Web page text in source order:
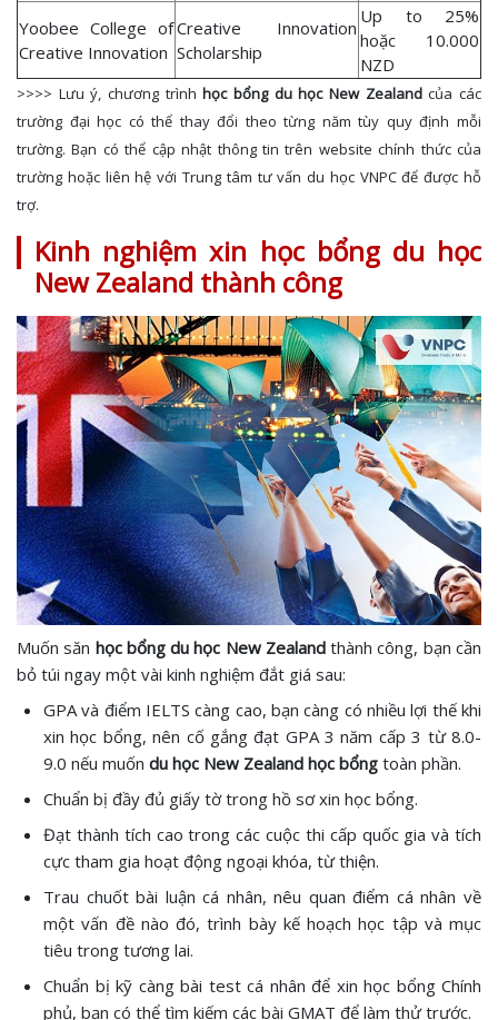
Yoobee College of
Creative Innovation
Creative Innovation
Scholarship
Up to 25%
hoặc 10.000
NZD
>>>> Lưu ý, chương trình học bổng du học New Zealandcủa các
trường đại học có thể thay đổi theo từng năm tùy quy định mỗi
trường. Bạn có thể cập nhật thông tin trên website chính thức của
trường hoặc liên hệ với Trung tâm tư vấn du học VNPC để được hỗ
trợ.
Kinh nghiệm xin học bổng du học
New Zealand thành công
Muốn săn học bổng du học New Zealandthành công, bạn cần
bỏ túi ngay một vài kinh nghiệm đắt giá sau:
GPA và điểm IELTS càng cao, bạn càng có nhiều lợi thế khi
xin học bổng, nên cố gắng đạt GPA 3 năm cấp 3 từ 8.0-
9.0 nếu muốn du học New Zealand học bổng toàn phần.
Chuẩn bị đầy đủ giấy tờ trong hồ sơ xin học bổng.
Đạt thành tích cao trong các cuộc thi cấp quốc gia và tích
cực tham gia hoạt động ngoại khóa, từ thiện.
Trau chuốt bài luận cá nhân, nêu quan điểm cá nhân về
một vấn đề nào đó, trình bày kế hoạch học tập và mục
tiêu trong tương lai.
Chuẩn bị kỹ càng bài test cá nhân để xin học bổng Chính
phủ, bạn có thể tìm kiếm các bài GMAT để làm thử trước.